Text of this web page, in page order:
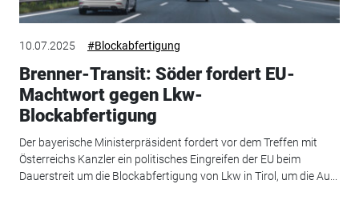
10.07.2025 #Blockabfertigung
Brenner-Transit: Söder fordert EU-
Machtwort gegen Lkw-
Blockabfertigung
Der bayerische Ministerpräsident fordert vor dem Treffen mit
Österreichs Kanzler ein politisches Eingreifen der EU beim
Dauerstreit um die Blockabfertigung von Lkw in Tirol, um die Au...